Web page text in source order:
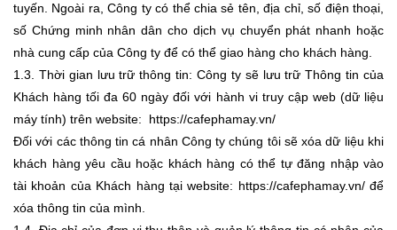
tuyến. Ngoài ra, Công ty có thể chia sẻ tên, địa chỉ, số điện thoại,
số Chứng minh nhân dân cho dịch vụ chuyển phát nhanh hoặc
nhà cung cấp của Công ty để có thể giao hàng cho khách hàng.
1.3. Thời gian lưu trữ thông tin: Công ty sẽ lưu trữ Thông tin của
Khách hàng tối đa 60 ngày đối với hành vi truy cập web (dữ liệu
máy tính) trên website: https://cafephamay.vn/
Đối với các thông tin cá nhân Công ty chúng tôi sẽ xóa dữ liệu khi
khách hàng yêu cầu hoặc khách hàng có thể tự đăng nhập vào
tài khoản của Khách hàng tại website: https://cafephamay.vn/ để
xóa thông tin của mình.